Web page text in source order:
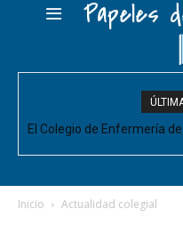
Papeles
El Colegio de Enfermería
acompañe de
Inicio Actualidad colegial